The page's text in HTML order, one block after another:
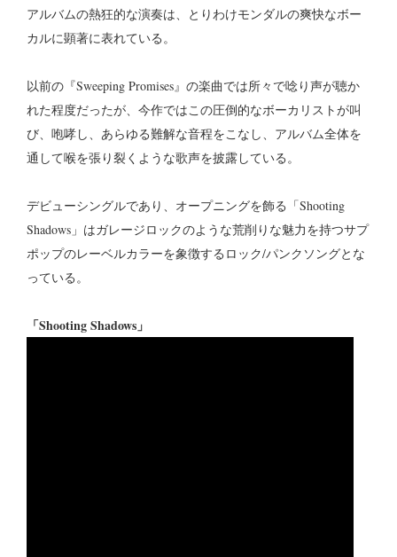
アルバムの熱狂的な演奏は、とりわけモンダルの爽快なボー
カルに顕著に表れている。
以前の『Sweeping Promises』の楽曲では所々で唸り声が聴か
れた程度だったが、今作ではこの圧倒的なボーカリストが叫
び、咆哮し、あらゆる難解な音程をこなし、アルバム全体を
通して喉を張り裂くような歌声を披露している。
デビューシングルであり、オープニングを飾る「Shooting
Shadows」はガレージロックのような荒削りな魅力を持つサプ
ポップのレーベルカラーを象徴するロック/パンクソングとな
っている。
「Shooting Shadows」